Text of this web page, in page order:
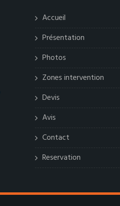
Accueil
Présentation
Photos
Zones intervention
Devis
Avis
Contact
Reservation